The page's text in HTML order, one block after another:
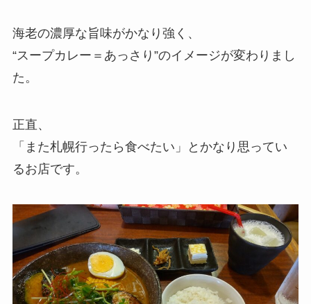
海老の濃厚な旨味がかなり強く、
“スープカレー＝あっさり”のイメージが変わりまし
た。
正直、
「また札幌行ったら食べたい」とかなり思ってい
るお店です。